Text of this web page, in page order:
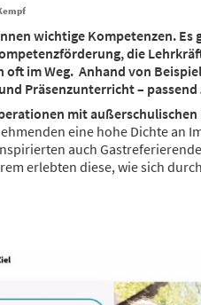
wichtige Kompetenzen.
die
im Weg. Anhand von
Präsenzunterricht –
mit
eine hohe Dichte
auch Gastreferierende
erlebten diese, wie sich